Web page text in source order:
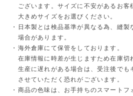
ございます。サイズに不安があるお客
大きめサイズをお選びください。
・日本製とは検品基準が異なる為、縫製
場合があります。
・海外倉庫にて保管をしております。
在庫情報に時差が生じますため在庫切
生産に遅れがある場合は、受注後でも
させていただく恐れがございます。
・商品の色味は、お手持ちのスマートフ